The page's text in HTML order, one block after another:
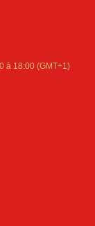
à 18:00 (GMT+1)